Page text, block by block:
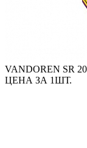
VANDOREN SR
ЦЕНА ЗА 1ШТ.